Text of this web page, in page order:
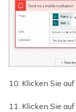
10. Klicken Sie auf
11. Klicken Sie auf